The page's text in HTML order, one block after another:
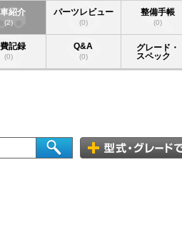
紹介
(2)
パーツレビュー
(0)
整備手帳
(0)
記録
(0)
Q&A
(0)
グレード・
スペック